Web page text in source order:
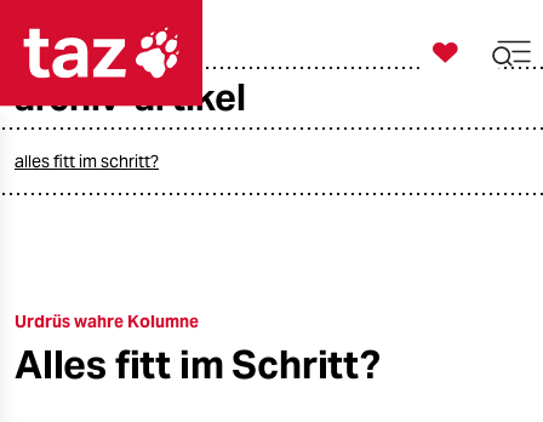
öko
gesellschaft

taz zahl ich
archiv-artikel
alles fitt im schritt?
Urdrüs wahre Kolumne
Alles fitt im Schritt?